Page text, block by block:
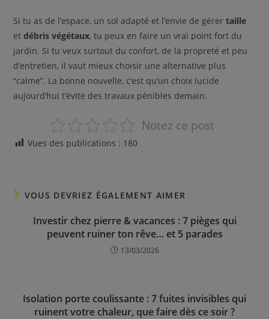
Si tu as de l’espace, un sol adapté et l’envie de gérertaille
etdébris végétaux, tu peux en faire un vrai point fort du
jardin. Si tu veux surtout du confort, de la propreté et peu
d’entretien, il vaut mieux choisir une alternative plus
“calme”. La bonne nouvelle, c’est qu’un choix lucide
aujourd’hui t’évite des travaux pénibles demain.
Notez ce post
Vues des publications : 180
VOUS DEVRIEZ ÉGALEMENT AIMER
Investir chez pierre & vacances : 7 pièges qui
peuvent ruiner ton rêve… et 5 parades
13/03/2026
Isolation porte coulissante : 7 fuites invisibles qui
ruinent votre chaleur, que faire dès ce soir ?